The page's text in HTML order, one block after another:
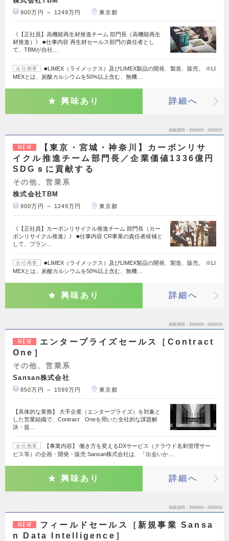
900万円 ～ 1249万円 東京都
《【正社員】高機能再生材推進チーム 部門長（高機能再生
材推進）》 ■仕事内容 再生材セールス部門の責任者とし
て、TBMが自社…
会社概要
■LIMEX（ライメックス）及びLIMEX製品の開発、製造、販売。 ※LI
MEXとは、炭酸カルシウムを50%以上含む、無機…
興味あり 詳細へ
掲載期間 26/08/06～26/08/19
NEW
【東京・宮城・神奈川】カーボンリサ
イクル推進チーム部門長／企業価値1336億円
SDGｓに貢献する
その他、営業系
株式会社TBM
900万円 ～ 1249万円 東京都
《【正社員】カーボンリサイクル推進チーム 部門長（カー
ボンリサイクル推進）》 ■仕事内容 CR事業の責任者候補と
して、プラン…
会社概要
■LIMEX（ライメックス）及びLIMEX製品の開発、製造、販売。 ※LI
MEXとは、炭酸カルシウムを50%以上含む、無機…
興味あり 詳細へ
掲載期間 26/08/06～26/08/19
NEW
エンタープライズセールス［Contract
One］
その他、営業系
Sansan株式会社
850万円 ～ 1599万円 東京都
【具体的な業務】 大手企業（エンタープライズ）を対象と
した営業組織で、Contract Oneを用いた全社的な課題解
決・提…
会社概要
【事業内容】 働き方を変えるDXサービス（クラウド名刺管理サー
ビス等）の企画・開発・販売 Sansan株式会社は、「出会いか…
興味あり 詳細へ
掲載期間 26/08/06～26/08/19
NEW
フィールドセールス［新規事業 Sansa
n Data Intelligence］